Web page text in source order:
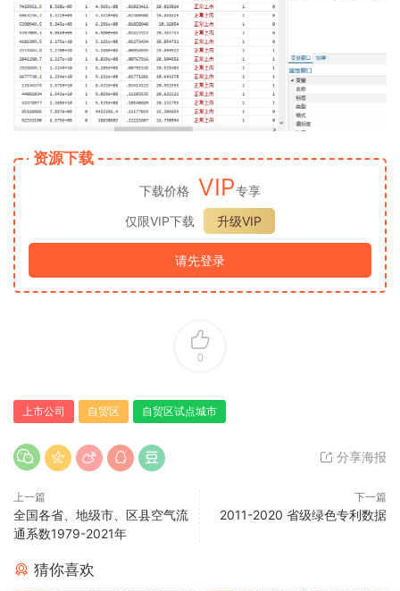
资源下载
下载价格 VIP专享
仅限VIP下载
升级VIP
请先登录
0
上市公司 自贸区 自贸区试点城市
分享海报
上一篇
全国各省、地级市、区县空气流
通系数1979-2021年
下一篇
2011-2020 省级绿色专利数据
猜你喜欢